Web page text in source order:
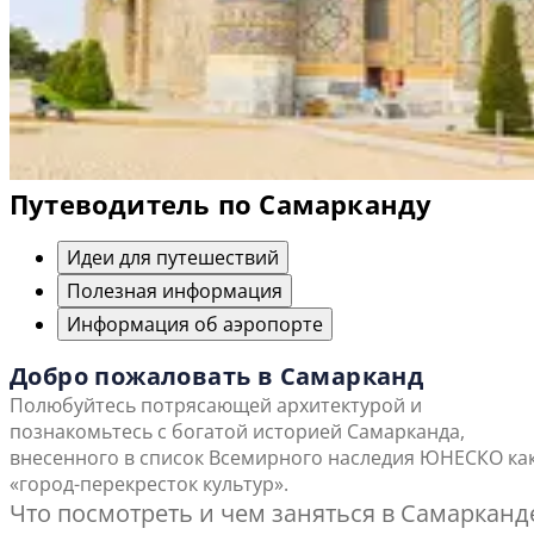
Путеводитель по Самарканду
Идеи для путешествий
Полезная информация
Информация об аэропорте
Добро пожаловать в Самарканд
Полюбуйтесь потрясающей архитектурой и
познакомьтесь с богатой историей Самарканда,
внесенного в список Всемирного наследия ЮНЕСКО
«город-перекресток культур».
Что посмотреть и чем заняться в